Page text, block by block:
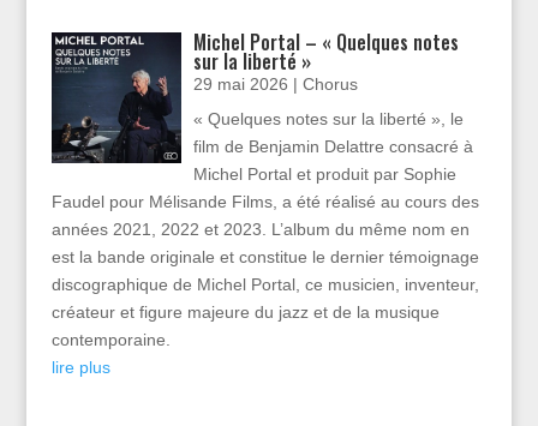
Michel Portal – « Quelques notes
sur la liberté »
29 mai 2026 |Chorus
« Quelques notes sur la liberté », le
film de Benjamin Delattre consacré à
Michel Portal et produit par Sophie
Faudel pour Mélisande Films, a été réalisé au cours des
années 2021, 2022 et 2023. L’album du même nom en
est la bande originale et constitue le dernier témoignage
discographique de Michel Portal, ce musicien, inventeur,
créateur et figure majeure du jazz et de la musique
contemporaine.
lire plus